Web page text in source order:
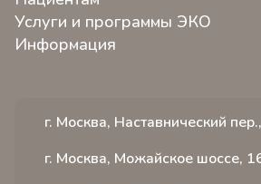
О клинике
Контакты
Отзывы
Вопрос ответ
Услуги и программы ЭКО
ЭКО 2.0
Стоимость
Специалисты
Информация
Видео
Словарь терминов
г. Москва, Наставнический
г. Москва, Можайское шоссе,